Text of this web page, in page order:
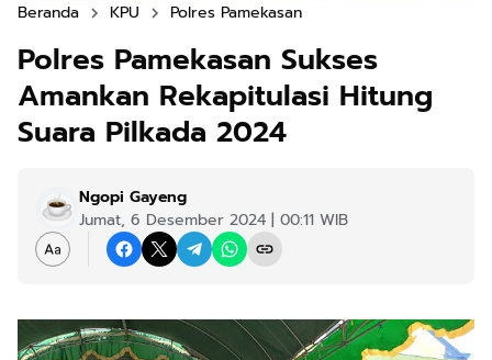
Beranda KPU Polres Pamekasan
Polres Pamekasan Sukses
Amankan Rekapitulasi Hitung
Suara Pilkada 2024
Ngopi Gayeng
Jumat, 6 Desember 2024 | 00:11 WIB